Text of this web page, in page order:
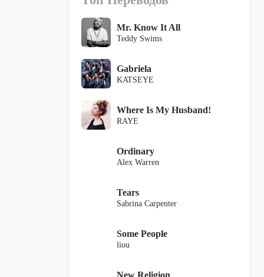
Mr. Know It All
Teddy Swims
Gabriela
KATSEYE
Where Is My Husband!
RAYE
Ordinary
Alex Warren
Tears
Sabrina Carpenter
Some People
liou
New Religion